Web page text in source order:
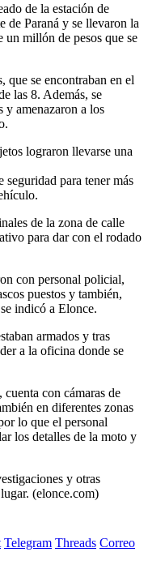
de la estación de
de Paraná y se llevaron la
un millón de pesos que se
que se encontraban en el
las 8. Además, se
y amenazaron a los
lograron llevarse una
seguridad para tener más
de la zona de calle
para dar con el rodado
con personal policial,
puestos y también,
indicó a Elonce.
armados y tras
a la oficina donde se
con cámaras de
en diferentes zonas
lo que el personal
los detalles de la moto y
y otras
(elonce.com)
Telegram Threads Correo